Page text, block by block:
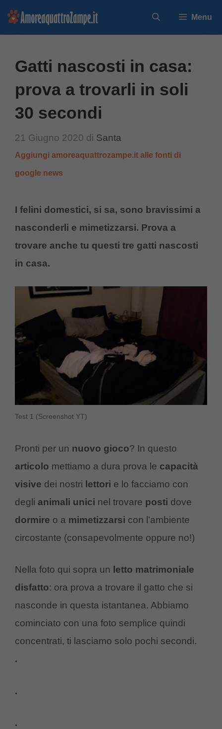
Vai
Menu
Gatti nascosti in casa:
prova a trovarli in soli
30 secondi
21 Giugno 2020 di Santa
Aggiungi amoreaquattrozampe.it alle fonti di
google news
I felini domestici, si sa, sono bravissimi a
nasconderli e mimetizzarsi. Prova a
trovare anche tu questi tre gatti nascosti
in casa.
Test 1 (Screenshot YT)
Pronti per un nuovo gioco? In questo
articolo mettiamo a dura prova le capacità
visive dei nostri lettori e lo facciamo con
degli animali unici nel trovare posti dove
dormire o a mimetizzarsi con l’ambiente
circostante (consapevolmente oppure no!)
Nella foto qui sopra un
letto matrimoniale
disfatto: ora prova a trovare il gatto che si
nasconde in questa istantanea. Abbiamo
cominciato con una foto semplice quindi
concentrati, ti lasciamo solo pochi secondi.
.
.
.